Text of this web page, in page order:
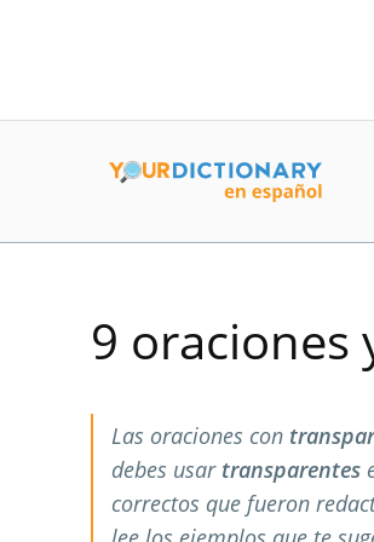
9 oraciones
Las oraciones con
debes usar transparentes
correctos que fueron